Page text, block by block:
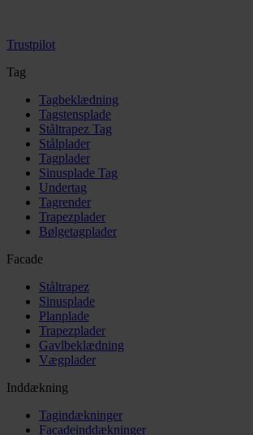
Trustpilot
Tag
Tagbeklædning
Tagstensplade
Ståltrapez Tag
Stålplader
Tagplader
Sinusplade Tag
Undertag
Tagrender
Trapezplader
Bølgetagplader
Facade
Ståltrapez
Sinusplade
Planplade
Trapezplader
Gavlbeklædning
Vægplader
Inddækning
Tagindækninger
Facadeinddækninger